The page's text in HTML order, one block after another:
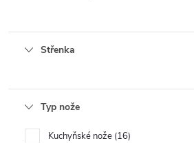
Střenka
Typ nože
Kuchyňské nože 16